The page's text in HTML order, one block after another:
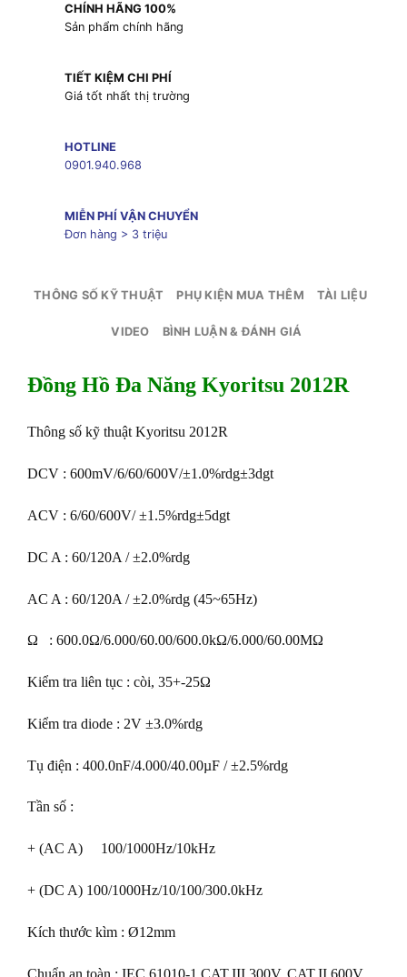
CHÍNH HÃNG 100%
Sản phẩm chính hãng
TIẾT KIỆM CHI PHÍ
Giá tốt nhất thị trường
HOTLINE
0901.940.968
MIỄN PHÍ VẬN CHUYỂN
Đơn hàng > 3 triệu
THÔNG SỐ KỸ THUẬT PHỤ KIỆN MUA THÊM TÀI LIỆU
VIDEO BÌNH LUẬN & ĐÁNH GIÁ
Đồng Hồ Đa Năng Kyoritsu 2012R
Thông số kỹ thuật Kyoritsu 2012R
DCV : 600mV/6/60/600V/±1.0%rdg±3dgt
ACV : 6/60/600V/ ±1.5%rdg±5dgt
DC A : 60/120A / ±2.0%rdg
AC A : 60/120A / ±2.0%rdg (45~65Hz)
Ω : 600.0Ω/6.000/60.00/600.0kΩ/6.000/60.00MΩ
Kiểm tra liên tục : còi, 35+-25Ω
Kiểm tra diode : 2V ±3.0%rdg
Tụ điện : 400.0nF/4.000/40.00µF / ±2.5%rdg
Tần số :
+ (AC A) 100/1000Hz/10kHz
+ (DC A) 100/1000Hz/10/100/300.0kHz
Kích thước kìm : Ø12mm
Chuẩn an toàn : IEC 61010-1 CAT.III 300V, CAT.II 600V